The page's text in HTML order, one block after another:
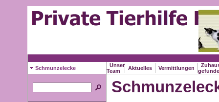
Schmunzelecke
Unser
Team
Aktuelles Vermittlungen